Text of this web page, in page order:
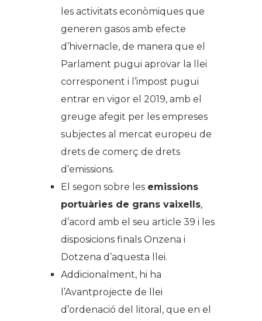
les activitats econòmiques que
generen gasos amb efecte
d’hivernacle, de manera que el
Parlament pugui aprovar la llei
corresponent i l’impost pugui
entrar en vigor el 2019, amb el
greuge afegit per les empreses
subjectes al mercat europeu de
drets de comerç de drets
d’emissions.
El segon sobre les emissions
portuàries de grans vaixells,
d’acord amb el seu article 39 i les
disposicions finals Onzena i
Dotzena d’aquesta llei.
Addicionalment, hi ha
l’Avantprojecte de llei
d’ordenació del litoral, que en el